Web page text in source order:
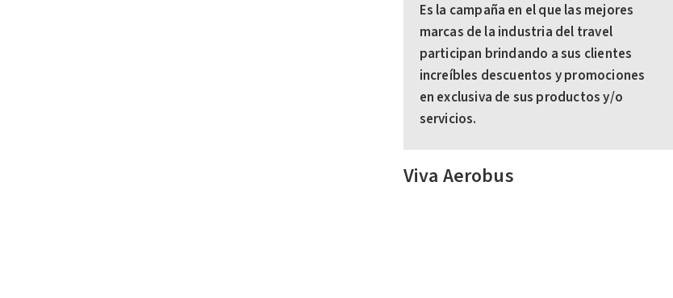
Es la campaña en el que las mejores
marcas de la industria del travel
participan brindando a sus clientes
increíbles descuentos y promociones
en exclusiva de sus productos y/o
servicios.
Viva Aerobus